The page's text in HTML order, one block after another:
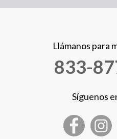
Llámanos para
833-
Síguenos